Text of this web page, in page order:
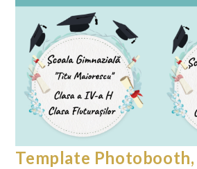
Template